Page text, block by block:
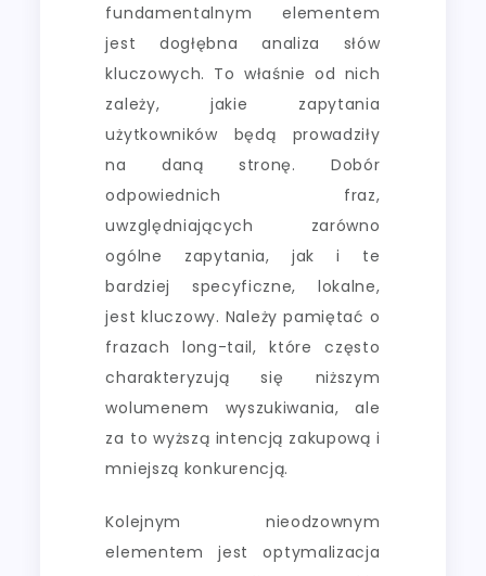
fundamentalnym elementem
jest dogłębna analiza słów
kluczowych. To właśnie od nich
zależy, jakie zapytania
użytkowników będą prowadziły
na daną stronę. Dobór
odpowiednich fraz,
uwzględniających zarówno
ogólne zapytania, jak i te
bardziej specyficzne, lokalne,
jest kluczowy. Należy pamiętać o
frazach long-tail, które często
charakteryzują się niższym
wolumenem wyszukiwania, ale
za to wyższą intencją zakupową i
mniejszą konkurencją.
Kolejnym nieodzownym
elementem jest optymalizacja